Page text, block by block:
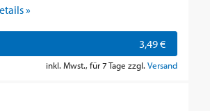
»
3,49 €
inkl. Mwst., für 7 Tage zzgl. Versand